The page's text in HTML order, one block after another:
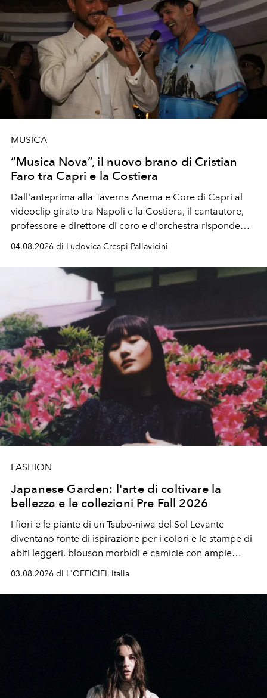
MUSICA
“Musica Nova”, il nuovo brano di Cristian
Faro tra Capri e la Costiera
Dall'anteprima alla Taverna Anema e Core di Capri al
videoclip girato tra Napoli e la Costiera, il cantautore,
professore e direttore di coro e d'orchestra risponde
04.08.2026 di Ludovica Crespi-Pallavicini
FASHION
Japanese Garden: l'arte di coltivare la
bellezza e le collezioni Pre Fall 2026
I fiori e le piante di un Tsubo-niwa del Sol Levante
diventano fonte di ispirazione per i colori e le stampe di
abiti leggeri, blouson morbidi e camicie con ampie
03.08.2026 di L'OFFICIEL Italia